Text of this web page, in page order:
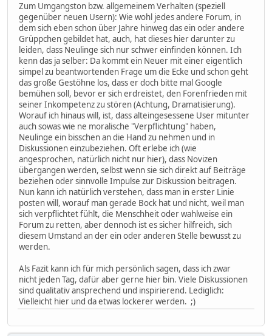
Zum Umgangston bzw. allgemeinem Verhalten (speziell
gegenüber neuen Usern): Wie wohl jedes andere Forum, in
dem sich eben schon über Jahre hinweg das ein oder andere
Grüppchen gebildet hat, auch, hat dieses hier darunter zu
leiden, dass Neulinge sich nur schwer einfinden können. Ich
kenn das ja selber: Da kommt ein Neuer mit einer eigentlich
simpel zu beantwortenden Frage um die Ecke und schon geht
das große Gestöhne los, dass er doch bitte mal Google
bemühen soll, bevor er sich erdreistet, den Forenfrieden mit
seiner Inkompetenz zu stören (Achtung, Dramatisierung).
Worauf ich hinaus will, ist, dass alteingesessene User mitunter
auch sowas wie ne moralische "Verpflichtung" haben,
Neulinge ein bisschen an die Hand zu nehmen und in
Diskussionen einzubeziehen. Oft erlebe ich (wie
angesprochen, natürlich nicht nur hier), dass Novizen
übergangen werden, selbst wenn sie sich direkt auf Beiträge
beziehen oder sinnvolle Impulse zur Diskussion beitragen.
Nun kann ich natürlich verstehen, dass man in erster Linie
posten will, worauf man gerade Bock hat und nicht, weil man
sich verpflichtet fühlt, die Menschheit oder wahlweise ein
Forum zu retten, aber dennoch ist es sicher hilfreich, sich
diesem Umstand an der ein oder anderen Stelle bewusst zu
werden.
Als Fazit kann ich für mich persönlich sagen, dass ich zwar
nicht jeden Tag, dafür aber gerne hier bin. Viele Diskussionen
sind qualitativ ansprechend und inspirierend. Lediglich:
Vielleicht hier und da etwas lockerer werden. ;)